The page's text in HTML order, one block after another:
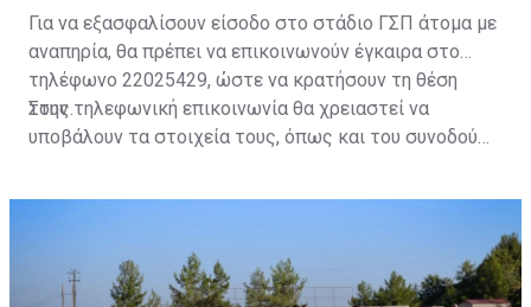
Για να εξασφαλίσουν είσοδο στο στάδιο ΓΣΠ άτομα με
αναπηρία, θα πρέπει να επικοινωνούν έγκαιρα στο
τηλέφωνο 22025429, ώστε να κρατήσουν τη θέση
τους.
Στην τηλεφωνική επικοινωνία θα χρειαστεί να
υποβάλουν τα στοιχεία τους, όπως και του συνοδού
ονοματεπώνυμο, αριθμός πινακίδας αυτοκινήτου,